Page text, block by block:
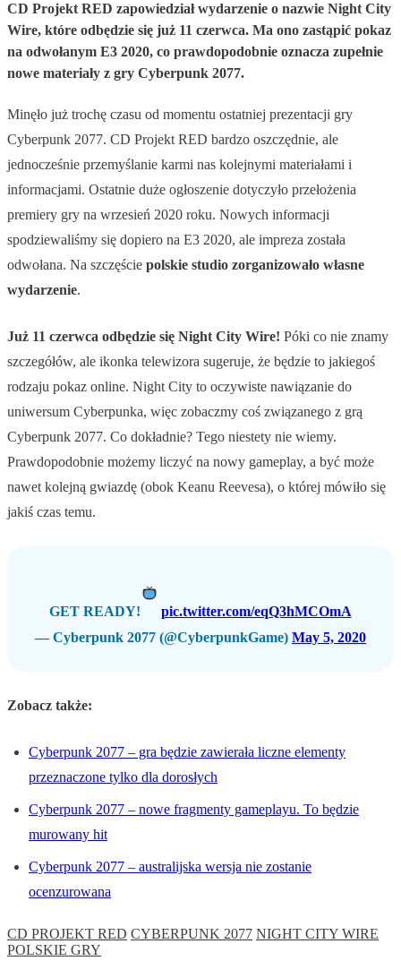
CD Projekt RED zapowiedział wydarzenie o nazwie Night City
Wire, które odbędzie się już 11 czerwca. Ma ono zastąpić pokaz
na odwołanym E3 2020, co prawdopodobnie oznacza zupełnie
nowe materiały z gry Cyberpunk 2077.
Minęło już trochę czasu od momentu ostatniej prezentacji gry
Cyberpunk 2077. CD Projekt RED bardzo oszczędnie, ale
jednocześnie przemyślanie karmi nas kolejnymi materiałami i
informacjami. Ostatnie duże ogłoszenie dotyczyło przełożenia
premiery gry na wrzesień 2020 roku. Nowych informacji
spodziewaliśmy się dopiero na E3 2020, ale impreza została
odwołana. Na szczęście polskie studio zorganizowało własne
wydarzenie.
Już 11 czerwca odbędzie się Night City Wire! Póki co nie znamy
szczegółów, ale ikonka telewizora sugeruje, że będzie to jakiegoś
rodzaju pokaz online. Night City to oczywiste nawiązanie do
uniwersum Cyberpunka, więc zobaczmy coś związanego z grą
Cyberpunk 2077. Co dokładnie? Tego niestety nie wiemy.
Prawdopodobnie możemy liczyć na nowy gameplay, a być może
nawet kolejną gwiazdę (obok Keanu Reevesa), o której mówiło się
jakiś czas temu.
GET READY!
pic.twitter.com/eqQ3hMCOmA
— Cyberpunk 2077 (@CyberpunkGame) May 5, 2020
Zobacz także:
Cyberpunk 2077 – gra będzie zawierała liczne elementy
przeznaczone tylko dla dorosłych
Cyberpunk 2077 – nowe fragmenty gameplayu. To będzie
murowany hit
Cyberpunk 2077 – australijska wersja nie zostanie
ocenzurowana
CD PROJEKT RED CYBERPUNK 2077 NIGHT CITY WIRE
POLSKIE GRY